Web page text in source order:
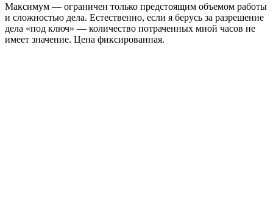
Максимум — ограничен только предстоящим объемом работы
и сложностью дела. Естественно, если я берусь за разрешение
дела «под ключ» — количество потраченных мной часов не
имеет значение. Цена фиксированная.